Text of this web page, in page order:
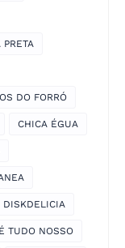
DO FORRÓ
CHICA ÉGUA
DISKDELICIA
É TUDO NOSSO